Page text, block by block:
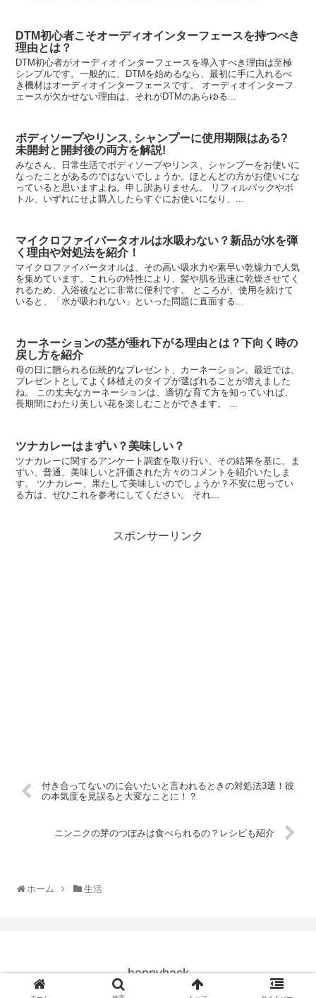
DTM初心者こそオーディオインターフェースを持つべき
理由とは？
DTM初心者がオーディオインターフェースを導入すべき理由は至極
シンプルです。一般的に、DTMを始めるなら、最初に手に入れるべ
き機材はオーディオインターフェースです。 オーディオインターフ
ェースが欠かせない理由は、それがDTMのあらゆる...
ボディソープやリンス, シャンプーに使用期限はある?
未開封と開封後の両方を解説!
みなさん、日常生活でボディソープやリンス、シャンプーをお使いに
なったことがあるのではないでしょうか。ほとんどの方がお使いにな
っていると思いますよね。申し訳ありません。 リフィルパックやボ
トル、いずれにせよ購入したらすぐにお使いになり、...
マイクロファイバータオルは水吸わない？新品が水を弾
く理由や対処法を紹介！
マイクロファイバータオルは、その高い吸水力や素早い乾燥力で人気
を集めています。これらの特性により、髪や肌を迅速に乾燥させてく
れるため、入浴後などに非常に便利です。 ところが、使用を続けて
いると、「水が吸われない」といった問題に直面する...
カーネーションの茎が垂れ下がる理由とは？下向く時の
戻し方を紹介
母の日に贈られる伝統的なプレゼント、カーネーション。最近では、
プレゼントとしてよく鉢植えのタイプが選ばれることが増えました
ね。 この丈夫なカーネーションは、適切な育て方を知っていれば、
長期間にわたり美しい花を楽しむことができます。 ...
ツナカレーはまずい？美味しい？
ツナカレーに関するアンケート調査を取り行い、その結果を基に、ま
ずい、普通、美味しいと評価された方々のコメントを紹介いたしま
す。 ツナカレー、果たして美味しいのでしょうか？不安に思ってい
る方は、ぜひこれを参考にしてください。 それ...
スポンサーリンク
付き合ってないのに会いたいと言われるときの対処法3選！彼
の本気度を見誤ると大変なことに！？
ニンニクの芽のつぼみは食べられるの？レシピも紹介
ホーム 生活
happyhack
© 2018 happyhack.